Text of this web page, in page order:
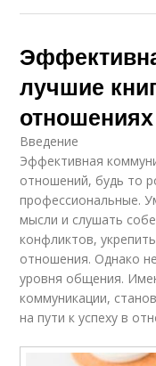
лучшие
отношениях
Введение
Эффективная
отношений, будь то
профессиональные.
мысли и слушать
конфликтов,
отношения. Однако
уровня общения.
коммуникации,
на пути к успеху в